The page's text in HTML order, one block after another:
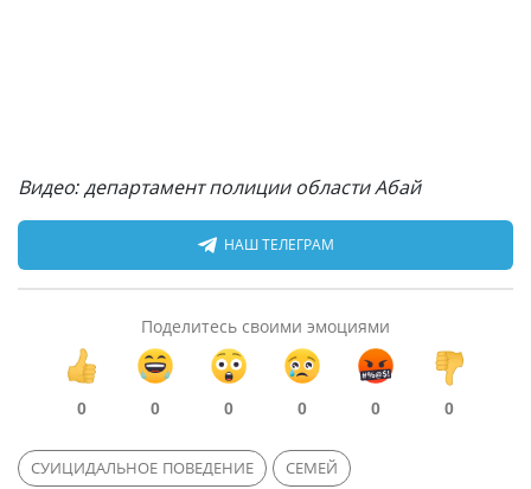
Видео: департамент полиции области Абай
НАШ ТЕЛЕГРАМ
Поделитесь своими эмоциями
0 0 0 0 0 0
СУИЦИДАЛЬНОЕ ПОВЕДЕНИЕ СЕМЕЙ